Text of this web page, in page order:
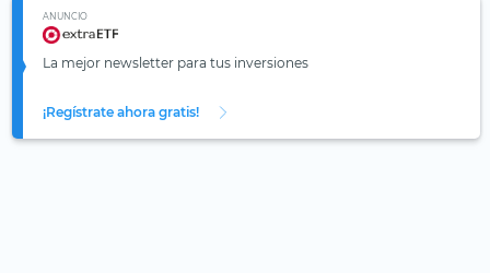
ANUNCIO
La mejor newsletter para tus inversiones
¡Regístrate ahora gratis!